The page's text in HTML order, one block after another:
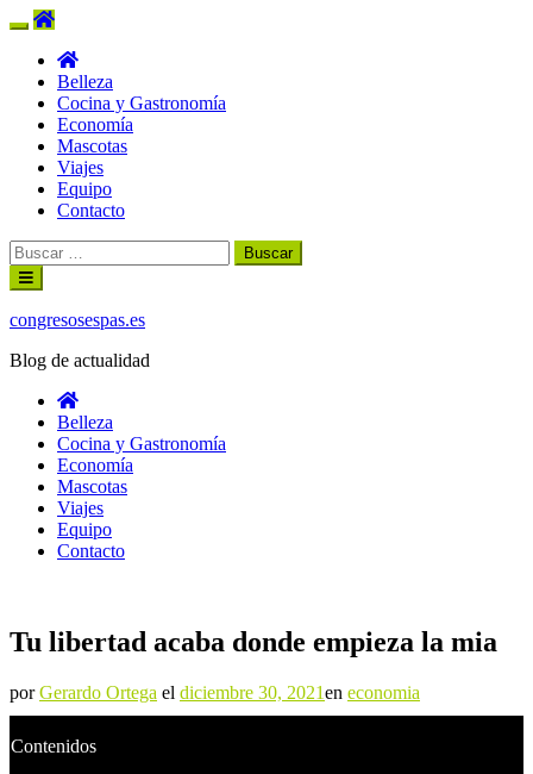
Belleza
Cocina y Gastronomía
Economía
Mascotas
Viajes
Equipo
Contacto
Buscar:
Ir
al
contenido
congresosespas.es
Blog de actualidad
Belleza
Cocina y Gastronomía
Economía
Mascotas
Viajes
Equipo
Contacto
Tu libertad acaba donde empieza la mia
porGerardo Ortega el diciembre 30, 2021en economia
Contenidos